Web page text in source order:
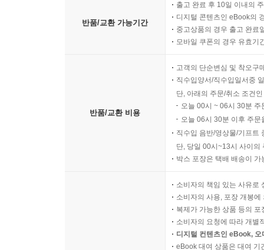
반품/교환 가능기간
출고 완료 후 10일 이내의
디지털 콘텐츠인 eBook의
중고상품의 경우 출고 완료
모바일 쿠폰의 경우 유효기
반품/교환 비용
고객의 단순변심 및 착오구
직수입양서/직수입일서중
단, 아래의 주문/취소 조건
오늘 00시 ~ 06시 30분
오늘 06시 30분 이후 주
직수입 음반/영상물/기프트
단, 당일 00시~13시 사이의
박스 포장은 택배 배송이
소비자의 책임 있는 사유로
소비자의 사용, 포장 개봉
복제가 가능한 상품 등의
소비자의 요청에 따라 개별
디지털 컨텐츠인 eBook,
eBook 대여 상품은 대여 기